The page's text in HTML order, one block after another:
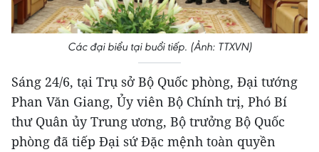
Các đại biểu tại buổi tiếp. (Ảnh: TTXVN)
Sáng 24/6, tại Trụ sở Bộ Quốc phòng, Đại tướng
Phan Văn Giang, Ủy viên Bộ Chính trị, Phó Bí
thư Quân ủy Trung ương, Bộ trưởng Bộ Quốc
phòng đã tiếp Đại sứ Đặc mệnh toàn quyền